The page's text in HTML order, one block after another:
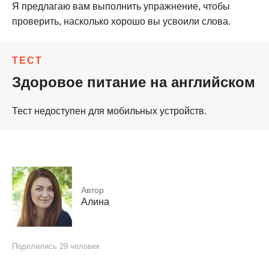
Я предлагаю вам выполнить упражнение, чтобы
проверить, насколько хорошо вы усвоили слова.
ТЕСТ
Здоровое питание на английском
Тест недоступен для мобильных устройств.
Автор
Алина
Поделились 29 человек